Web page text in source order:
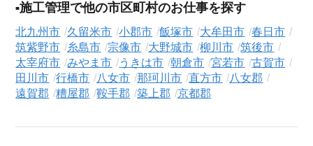
イザーが、これまでのご経歴やご希望を丁寧にヒアリングし、
職務経歴書の作成から面接対策、企業との条件交渉まで、転職
活動の全プロセスを無料でサポートいたします。
求人検索について
シニアジョブエージェントでは、豊富な求人情報の中から、あ
（正社員、契約社員、アルバイト・パート）や、勤務地、年
施工管理で他の市区町村のお仕事を探す
北九州市 久留米市 小郡市 飯塚市 大牟田市
春日市
筑紫野市
糸島市 宗像市 大野城市 柳川市
筑後市
太宰府市
みやま市 うきは市 朝倉市 宮若市
古賀市
田川市
行橋市 八女市 那珂川市 直方市
八女郡
遠賀郡
糟屋郡 鞍手郡 築上郡 京都郡